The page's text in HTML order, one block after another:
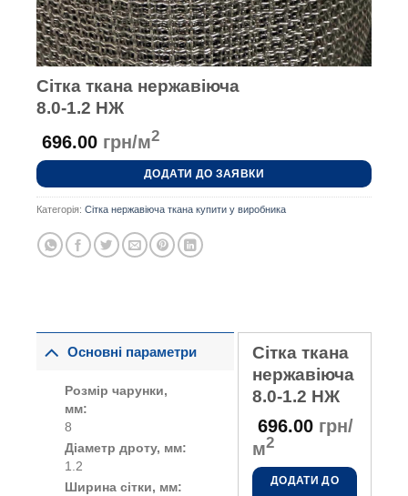
Сітка ткана нержавіюча
8.0-1.2 НЖ
696.00 грн/м2
ДОДАТИ ДО ЗАЯВКИ
Категорія: Сітка нержавіюча ткана купити у виробника
Сітка ткана
нержавіюча
8.0-1.2 НЖ
696.00грн/
м2
ДОДАТИ ДО
Основні параметри
Розмір чарунки,
мм:
8
Діаметр дроту, мм:
1.2
Ширина сітки, мм: